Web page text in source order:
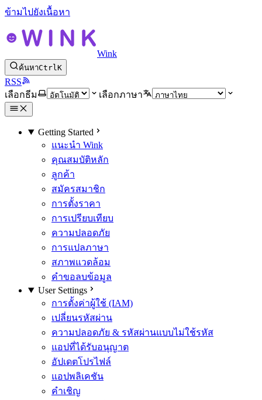
ข้ามไปยังเนื้อหา
Wink
ค้นหาCtrlK
RSS
เลือกธีม
เลือกภาษา
Getting Started
แนะนำ Wink
คุณสมบัติหลัก
ลูกค้า
สมัครสมาชิก
การตั้งราคา
การเปรียบเทียบ
ความปลอดภัย
การแปลภาษา
สภาพแวดล้อม
คำขอลบข้อมูล
User Settings
การตั้งค่าผู้ใช้ (IAM)
เปลี่ยนรหัสผ่าน
ความปลอดภัย & รหัสผ่านแบบไม่ใช้รหัส
แอปที่ได้รับอนุญาต
อัปเดตโปรไฟล์
แอปพลิเคชัน
คำเชิญ